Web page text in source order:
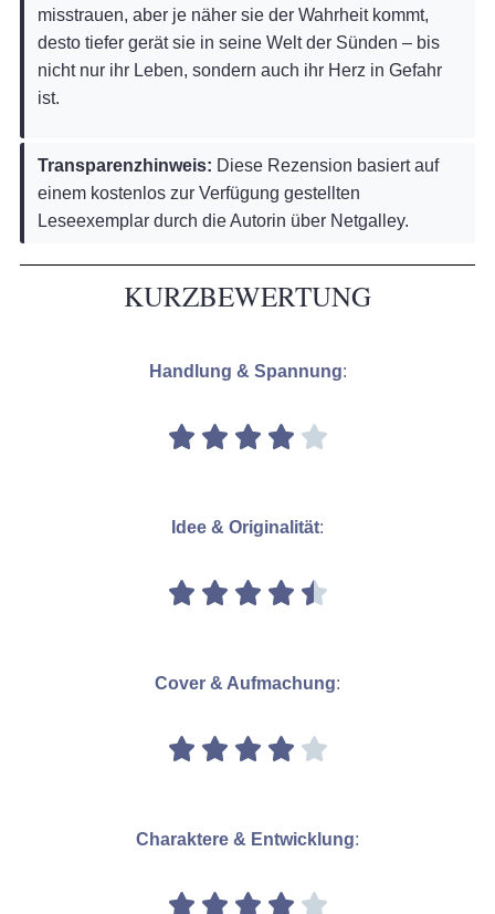
misstrauen, aber je näher sie der Wahrheit kommt,
desto tiefer gerät sie in seine Welt der Sünden – bis
nicht nur ihr Leben, sondern auch ihr Herz in Gefahr
ist.
Transparenzhinweis: Diese Rezension basiert auf
einem kostenlos zur Verfügung gestellten
Leseexemplar durch die Autorin über Netgalley.
KURZBEWERTUNG
Handlung & Spannung:
Idee & Originalität:
Cover & Aufmachung:
Charaktere & Entwicklung: